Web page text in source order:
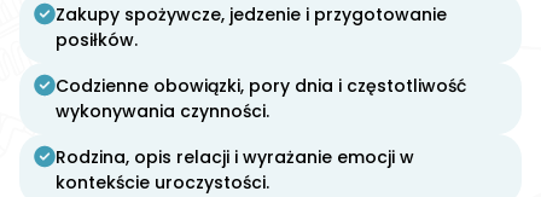
Zakupy spożywcze, jedzenie i przygotowanie
posiłków.
Codzienne obowiązki, pory dnia i częstotliwość
wykonywania czynności.
Rodzina, opis relacji i wyrażanie emocji w
kontekście uroczystości.